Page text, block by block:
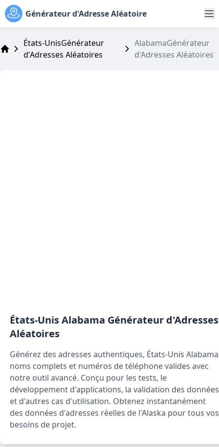
Générateur d'Adresse Aléatoire
Address Generator
États-UnisGénérateur
d'Adresses Aléatoires
AlabamaGénérateur
d'Adresses Aléatoires
États-Unis Alabama Générateur d'Adresses
Aléatoires
Générez des adresses authentiques, États-Unis Alabama
noms complets et numéros de téléphone valides avec
notre outil avancé. Conçu pour les tests, le
développement d'applications, la validation des données
et d'autres cas d'utilisation. Obtenez instantanément
des données d'adresses réelles de l'Alaska pour tous vos
besoins de projet.